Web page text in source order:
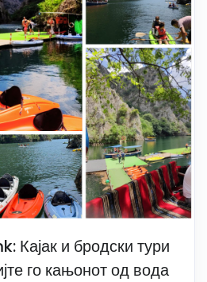
Кајак и бродски тури
го кањонот од вода